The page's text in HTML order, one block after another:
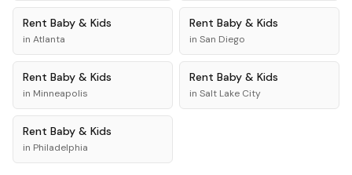
Rent Baby & Kids
in Atlanta
Rent Baby & Kids
in San Diego
Rent Baby & Kids
in Minneapolis
Rent Baby & Kids
in Salt Lake City
Rent Baby & Kids
in Philadelphia